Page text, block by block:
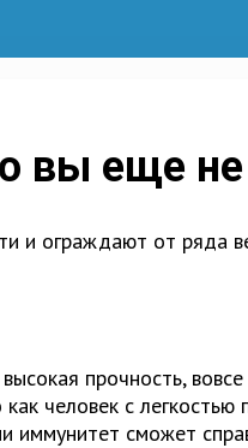
вы еще
и ограждают от ряда
прочность,
человек с
иммунитет сможет